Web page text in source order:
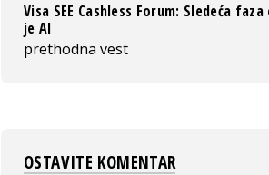
Visa SEE Cashless Forum: Sledeća
je AI
prethodna vest
OSTAVITE KOMENTAR